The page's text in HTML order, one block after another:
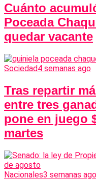
Cuánto
Poceada
quedar vacante
Sociedad4 semanas ago
Tras repartir
entre tres
pone en juego
martes
Nacionales3 semanas ago